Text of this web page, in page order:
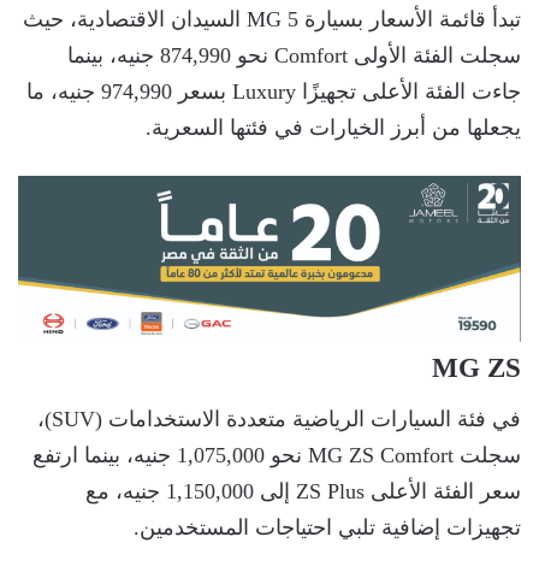
تبدأ قائمة الأسعار بسيارة MG 5 السيدان الاقتصادية، حيث
سجلت الفئة الأولى Comfort نحو 874,990 جنيه، بينما
جاءت الفئة الأعلى تجهيزًا Luxury بسعر 974,990 جنيه، ما
يجعلها من أبرز الخيارات في فئتها السعرية.
MG ZS
في فئة السيارات الرياضية متعددة الاستخدامات (SUV)،
سجلت MG ZS Comfort نحو 1,075,000 جنيه، بينما ارتفع
سعر الفئة الأعلى ZS Plus إلى 1,150,000 جنيه، مع
تجهيزات إضافية تلبي احتياجات المستخدمين.